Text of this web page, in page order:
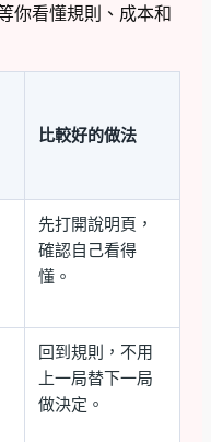
你看懂規則、成本和
比較好的做法
先打開說明頁，
確認自己看得
懂。
回到規則，不用
上一局替下一局
做決定。